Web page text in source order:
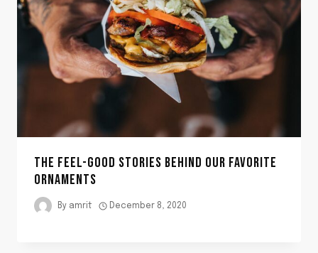
THE FEEL-GOOD STORIES BEHIND OUR FAVORITE
ORNAMENTS
By amrit December 8, 2020